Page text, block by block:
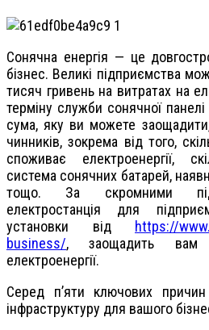
Сонячна енергія — це
бізнес. Великі підприємства
тисяч гривень на витратах на
терміну служби сонячної
сума, яку ви можете
чинників, зокрема від того,
споживає електроенергії,
система сонячних батарей,
тощо. За скромними
електростанція для
установки від https://
business/, заощадить вам
електроенергії.
Серед пʼяти ключових
інфраструктуру для вашого